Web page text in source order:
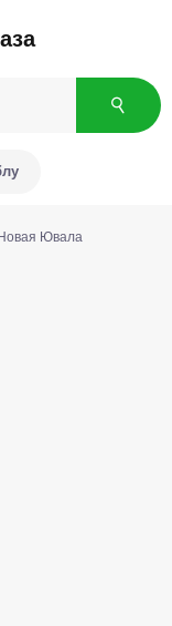
Новая Ювала